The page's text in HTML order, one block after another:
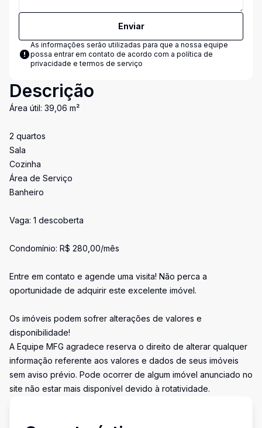
Enviar
As informações serão utilizadas para que a nossa equipe
possa entrar em contato de acordo com a política de
privacidade e termos de serviço
Descrição
Área útil: 39,06 m²
2 quartos
Sala
Cozinha
Área de Serviço
Banheiro
Vaga: 1 descoberta
Condomínio: R$ 280,00/mês
Entre em contato e agende uma visita! Não perca a
oportunidade de adquirir este excelente imóvel.
Os imóveis podem sofrer alterações de valores e
disponibilidade!
A Equipe MFG agradece reserva o direito de alterar qualquer
informação referente aos valores e dados de seus imóveis
sem aviso prévio. Pode ocorrer de algum imóvel anunciado no
site não estar mais disponível devido à rotatividade.